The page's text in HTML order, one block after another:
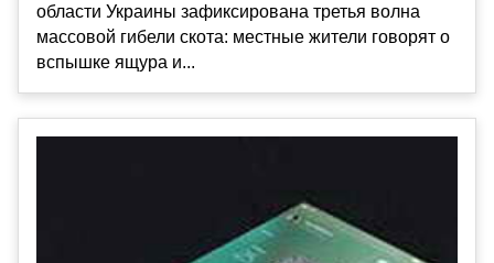
области Украины зафиксирована третья волна
массовой гибели скота: местные жители говорят о
вспышке ящура и...